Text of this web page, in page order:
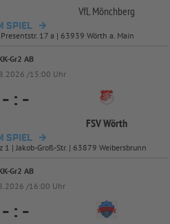
VfL Mönchberg
SPIEL
17 a | 63939 Wörth a. Main
Gr2 AB
/15:00 Uhr
- : -
FSV Wörth
SPIEL
1 | Jakob-Groß-Str. | 63879 Weibersbrunn
Gr2 AB
/16:00 Uhr
- : -